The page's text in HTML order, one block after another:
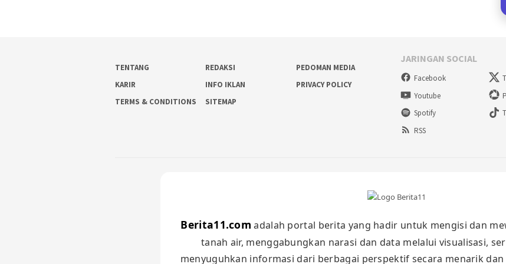
TENTANG REDAKSI
PEDOMAN MEDIA
KARIR
INFO IKLAN
PRIVACY POLICY
TERMS & CONDITIONS
SITEMAP
JARINGAN SOCIAL
Facebook
Youtube
Spotify
RSS
Berita11.com adalah portal berita yang hadir untuk mengisi dan
tanah air, menggabungkan narasi dan data melalui visualisasi,
menyuguhkan informasi dari berbagai perspektif secara menarik